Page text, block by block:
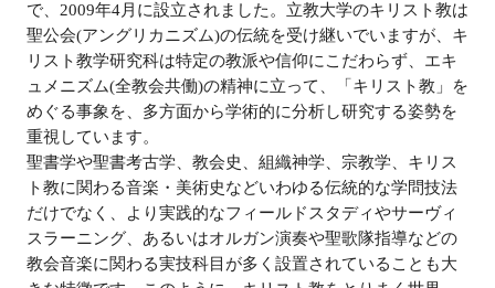
で、2009年4月に設立されました。立教大学のキリスト教は
聖公会(アングリカニズム)の伝統を受け継いでいますが、キ
リスト教学研究科は特定の教派や信仰にこだわらず、エキ
ュメニズム(全教会共働)の精神に立って、「キリスト教」を
めぐる事象を、多方面から学術的に分析し研究する姿勢を
重視しています。
聖書学や聖書考古学、教会史、組織神学、宗教学、キリス
ト教に関わる音楽・美術史などいわゆる伝統的な学問技法
だけでなく、より実践的なフィールドスタディやサーヴィ
スラーニング、あるいはオルガン演奏や聖歌隊指導などの
教会音楽に関わる実技科目が多く設置されていることも大